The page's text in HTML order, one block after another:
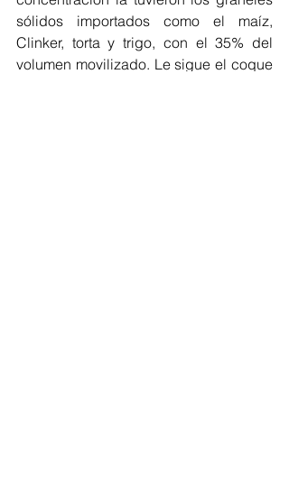
sólidos importados como el maíz,
Clinker, torta y trigo, con el 35% del
volumen movilizado. Le sigue el coque